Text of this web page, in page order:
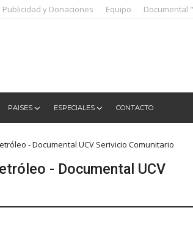
Publicidad y Donaciones Equipo Documental
PAISES ESPECIALES CONTACTO
- Documental UCV Serivicio Comunitario
- Documental UCV